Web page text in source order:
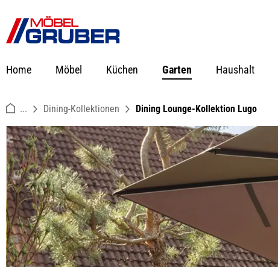
Zur Hauptnavigation springen
Home Möbel Küchen Garten Haushalt
... Dining-Kollektionen Dining Lounge-Kollektion Lugo